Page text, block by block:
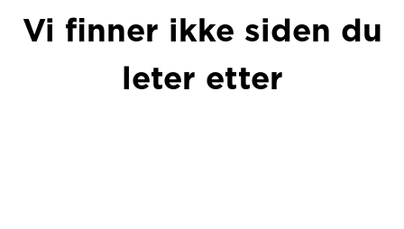
Vi finner ikke siden du
leter etter